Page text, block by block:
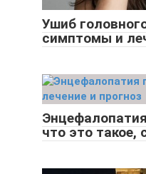
Ушиб
симптомы и
что это